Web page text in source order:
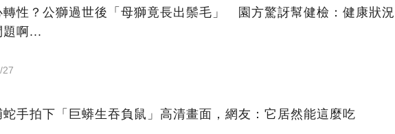
轉性？公獅過世後「母獅竟長出鬃毛」 園方驚訝幫健檢：健康狀況
題啊...
27
蛇手拍下「巨蟒生吞負鼠」高清畫面，網友：它居然能這麼吃